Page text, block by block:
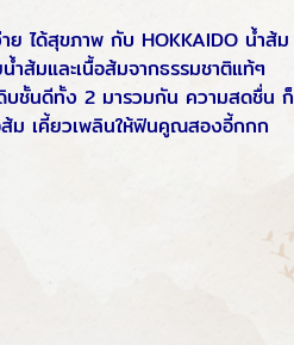
ย ได้สุขภาพ กับ HOKKAIDO น้ำส้ม
มและเนื้อส้มจากธรรมชาติแท้ๆ
ชั้นดีทั้ง 2 มารวมกัน ความสดชื่น ก็
ม เคี้ยวเพลินให้ฟินคูณสองอี้กกก